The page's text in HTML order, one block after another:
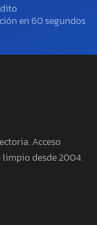
en 60 segundos
Acceso
desde 2004.